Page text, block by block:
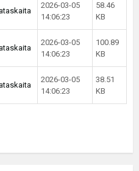
2026-03-05
14:06:23
58.46
KB
2026-03-05
14:06:23
100.89
KB
2026-03-05
14:06:23
38.51
KB